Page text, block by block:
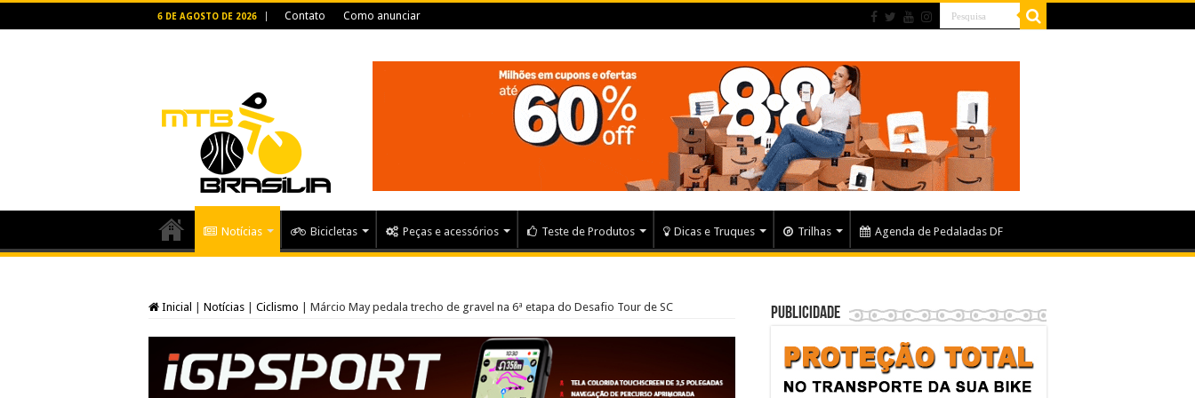
6 DE AGOSTO DE 2026 Contato Como anunciar
Notícias Bicicletas Peças e acessórios Teste de Produtos Dicas e Truques Trilhas Agenda de Pedaladas DF
Inicial Notícias Ciclismo Márcio May pedala trecho de gravel na 6ª etapa do Desafio Tour de SC Publicidade